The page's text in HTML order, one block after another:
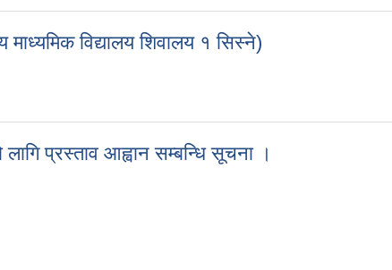
माध्यमिक विद्यालय शिवालय १ सिस्ने)
प्रस्ताव आह्वान सम्बन्धि सूचना ।